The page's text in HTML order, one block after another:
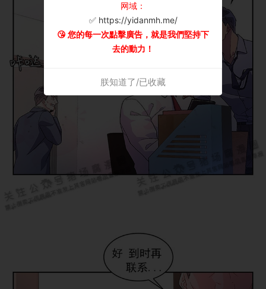
网域：
✅ https://yidanmh.me/
😘 您的每一次點擊廣告，就是我們堅持下
去的動力！
朕知道了/已收藏